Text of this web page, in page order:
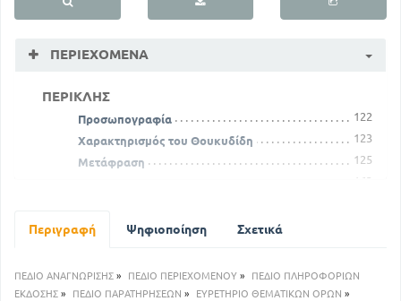
ΠΕΡΙΕΧΌΜΕΝΑ
ΠΕΡΙΚΛΗΣ
Προσωπογραφία
122
Χαρακτηρισμός του Θουκυδίδη
123
Μετάφραση
125
163
Προσωπογραφία
Μετάφραση
Σημειώσεις
Περιγραφή Ψηφιοποίηση Σχετικά
ΠΕΔΙΟ ΑΝΑΓΝΩΡΙΣΗΣ » ΠΕΔΙΟ ΠΕΡΙΕΧΟΜΕΝΟΥ »
ΠΕΔΙΟ ΠΛΗΡΟΦΟΡΙΩΝ
ΕΚΔΟΣΗΣ » ΠΕΔΙΟ ΠΑΡΑΤΗΡΗΣΕΩΝ » ΕΥΡΕΤΗΡΙΟ ΘΕΜΑΤΙΚΩΝ ΟΡΩΝ »